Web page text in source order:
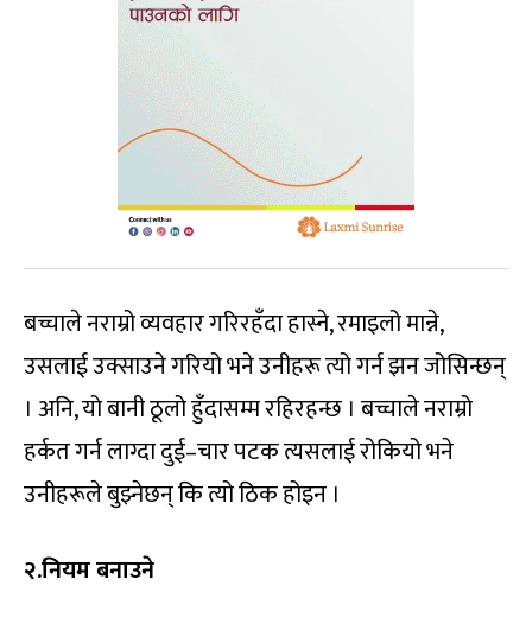
बच्चाले नराम्रो व्यवहार गरिरहँदा हास्ने, रमाइलो मान्ने,
उसलाई उक्साउने गरियो भने उनीहरू त्यो गर्न झन जोसिन्छन्
। अनि, यो बानी ठूलो हुँदासम्म रहिरहन्छ । बच्चाले नराम्रो
हर्कत गर्न लाग्दा दुई–चार पटक त्यसलाई रोकियो भने
उनीहरूले बुझ्नेछन् कि त्यो ठिक होइन ।
२.नियम बनाउने